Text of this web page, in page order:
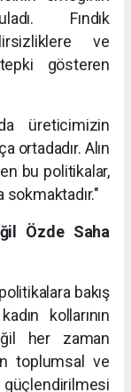
Fındık
ve
gösteren
üreticimizin
ortadadır. Alın
bu politikalar,
Özde Saha
bakış
kollarının
her zaman
toplumsal ve